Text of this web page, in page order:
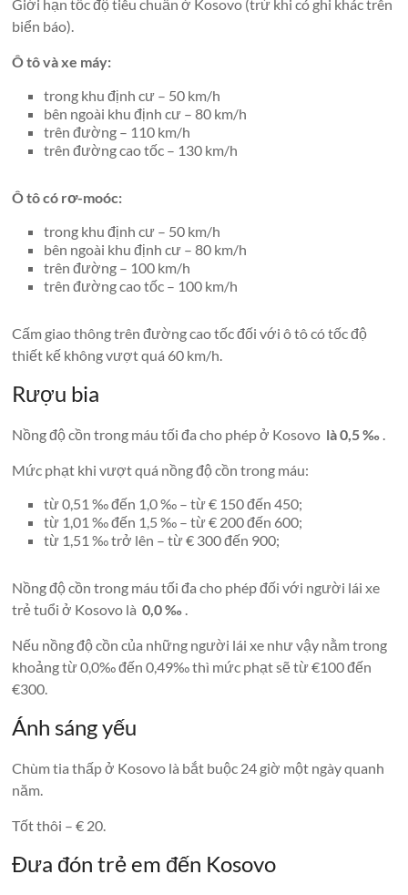
Giới hạn tốc độ tiêu chuẩn ở Kosovo (trừ khi có ghi khác trên
biển báo).
Ô tô và xe máy:
trong khu định cư – 50 km/h
bên ngoài khu định cư – 80 km/h
trên đường – 110 km/h
trên đường cao tốc – 130 km/h
Ô tô có rơ-moóc:
trong khu định cư – 50 km/h
bên ngoài khu định cư – 80 km/h
trên đường – 100 km/h
trên đường cao tốc – 100 km/h
Cấm giao thông trên đường cao tốc đối với ô tô có tốc độ
thiết kế không vượt quá 60 km/h.
Rượu bia
Nồng độ cồn trong máu tối đa cho phép ở Kosovo là 0,5 ‰ .
Mức phạt khi vượt quá nồng độ cồn trong máu:
từ 0,51 ‰ đến 1,0 ‰ – từ € 150 đến 450;
từ 1,01 ‰ đến 1,5 ‰ – từ € 200 đến 600;
từ 1,51 ‰ trở lên – từ € 300 đến 900;
Nồng độ cồn trong máu tối đa cho phép đối với người lái xe
trẻ tuổi ở Kosovo là0,0 ‰ .
Nếu nồng độ cồn của những người lái xe như vậy nằm trong
khoảng từ 0,0‰ đến 0,49‰ thì mức phạt sẽ từ €100 đến
€300.
Ánh sáng yếu
Chùm tia thấp ở Kosovo là bắt buộc 24 giờ một ngày quanh
năm.
Tốt thôi – € 20.
Đưa đón trẻ em đến Kosovo